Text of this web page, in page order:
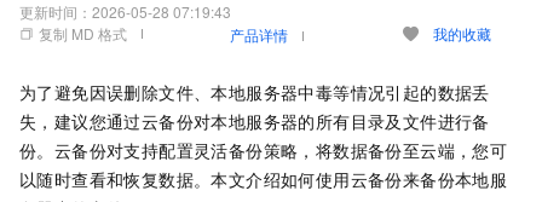
更新时间： 2026-05-28 07:19:43
复制 MD 格式
产品详情 我的收藏
为了避免因误删除文件、本地服务器中毒等情况引起的数据丢
失，建议您通过云备份对本地服务器的所有目录及文件进行备
份。 云备份对支持配置灵活备份策略，将数据备份至云端，您可
以随时查看和恢复数据。本文介绍如何使用云备份来备份本地服